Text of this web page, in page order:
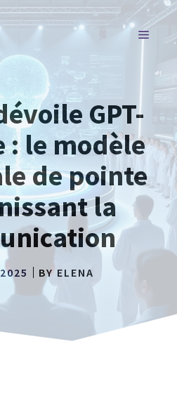
MENU
GPT-
: le modèle
de pointe
la
BY ELENA